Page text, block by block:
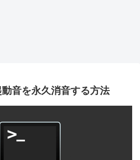
音を永久消音する方法